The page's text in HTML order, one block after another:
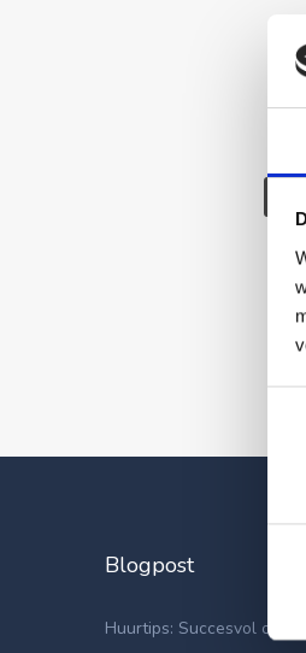
Blogpost
Huurtips: Succesvol op